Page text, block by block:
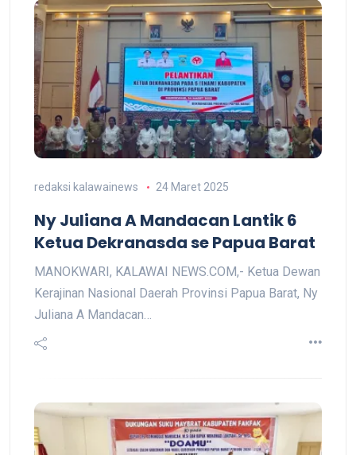
redaksi kalawainews 24 Maret 2025
Ny Juliana A Mandacan Lantik 6
Ketua Dekranasda se Papua Barat
MANOKWARI, KALAWAI NEWS.COM,- Ketua Dewan
Kerajinan Nasional Daerah Provinsi Papua Barat, Ny
Juliana A Mandacan…